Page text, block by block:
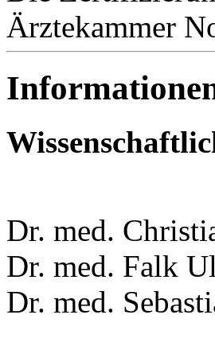
Ärztekammer
Dr. med.
Dr. med. Falk
Dr. med.